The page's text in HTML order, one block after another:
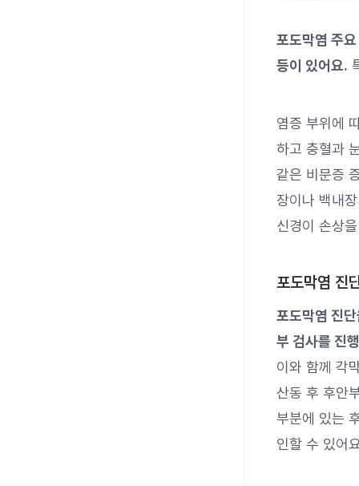
포도막염 주
등이 있어요.
염증 부위에
하고 충혈과
같은 비문증
장이나 백내
신경이 손상
포도막염 진
포도막염 진
부 검사를 진
이와 함께 각
산동 후 후안
부분에 있는
인할 수 있어